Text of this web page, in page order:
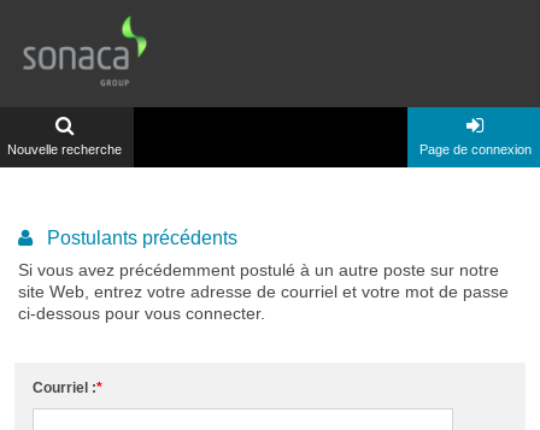
Nouvelle recherche Page de connexion
Postulants précédents
Si vous avez précédemment postulé à un autre poste sur notre
site Web, entrez votre adresse de courriel et votre mot de passe
ci-dessous pour vous connecter.
Courriel :